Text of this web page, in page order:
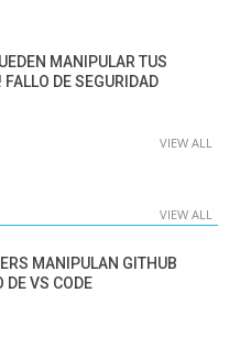
MANIPULAR TUS
DE SEGURIDAD
VIEW ALL
VIEW ALL
MANIPULAN GITHUB
DE VS CODE